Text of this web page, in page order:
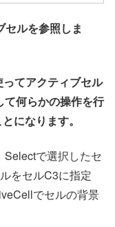
ルを参照しま
てアクティブセル
て何らかの操作を行
になります。
で選択したセ
をセルC3に指定
でセルの背景